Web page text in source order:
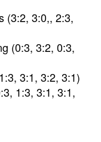
(3:2, 3:0,, 2:3,
(0:3, 3:2, 0:3,
3:1, 3:2, 3:1)
1:3, 3:1, 3:1,